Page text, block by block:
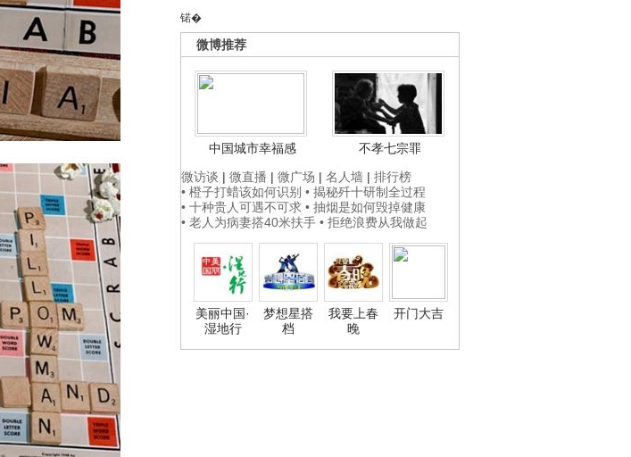
锘�
微博推荐
中国城市幸福感
不孝七宗罪
微访谈 | 微直播 | 微广场 | 名人墙 | 排行榜
• 橙子打蜡该如何识别 • 揭秘歼十研制全过程
• 十种贵人可遇不可求 • 抽烟是如何毁掉健康
• 老人为病妻搭40米扶手 • 拒绝浪费从我做起
美丽中国·
湿地行
梦想星搭
档
我要上春
晚
开门大吉